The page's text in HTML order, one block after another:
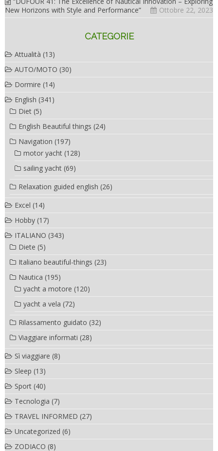
New Horizons with Style and Performance”
Ottobre 22, 2023
CATEGORIE
Attualità (13)
AUTO/MOTO (30)
Dormire (14)
English (341)
Diet (5)
English Beautiful things (24)
Navigation (197)
motor yacht (128)
sailing yacht (69)
Relaxation guided english (26)
Excel (14)
Hobby (17)
ITALIANO (343)
Diete (5)
Italiano beautiful-things (23)
Nautica (195)
yacht a motore (120)
yacht a vela (72)
Rilassamento guidato (32)
Viaggiare informati (28)
Sì viaggiare (8)
Sleep (13)
Sport (40)
Tecnologia (7)
TRAVEL INFORMED (27)
Uncategorized (6)
ZODIACO (8)